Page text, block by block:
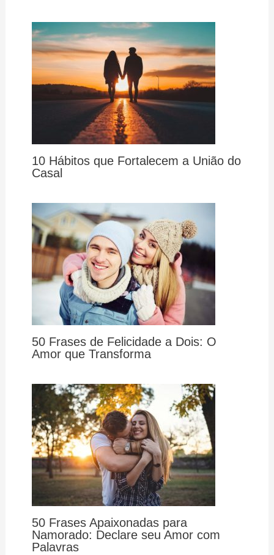
10 Hábitos que Fortalecem a União do
Casal
50 Frases de Felicidade a Dois: O
Amor que Transforma
50 Frases Apaixonadas para
Namorado: Declare seu Amor com
Palavras